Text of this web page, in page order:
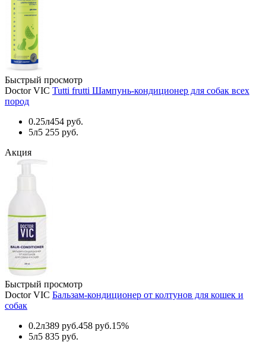
Быстрый просмотр
Doctor VIC Tutti frutti Шампунь-кондиционер для собак всех
пород
0.25л454 руб.
5л5 255 руб.
Акция
Быстрый просмотр
Doctor VIC Бальзам-кондиционер от колтунов для кошек и
собак
0.2л389 руб.458 руб.15%
5л5 835 руб.